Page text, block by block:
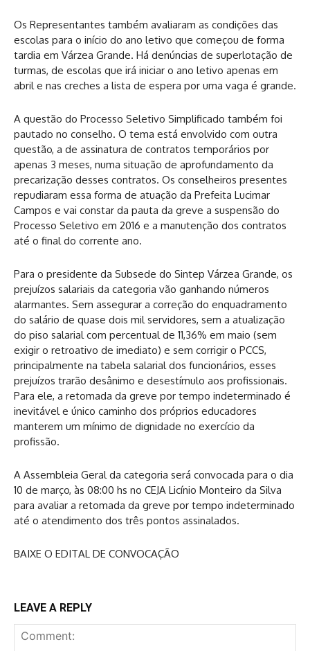
Os Representantes também avaliaram as condições das
escolas para o início do ano letivo que começou de forma
tardia em Várzea Grande. Há denúncias de superlotação de
turmas, de escolas que irá iniciar o ano letivo apenas em
abril e nas creches a lista de espera por uma vaga é grande.
A questão do Processo Seletivo Simplificado também foi
pautado no conselho. O tema está envolvido com outra
questão, a de assinatura de contratos temporários por
apenas 3 meses, numa situação de aprofundamento da
precarização desses contratos. Os conselheiros presentes
repudiaram essa forma de atuação da Prefeita Lucimar
Campos e vai constar da pauta da greve a suspensão do
Processo Seletivo em 2016 e a manutenção dos contratos
até o final do corrente ano.
Para o presidente da Subsede do Sintep Várzea Grande, os
prejuízos salariais da categoria vão ganhando números
alarmantes. Sem assegurar a correção do enquadramento
do salário de quase dois mil servidores, sem a atualização
do piso salarial com percentual de 11,36% em maio (sem
exigir o retroativo de imediato) e sem corrigir o PCCS,
principalmente na tabela salarial dos funcionários, esses
prejuízos trarão desânimo e desestímulo aos profissionais.
Para ele, a retomada da greve por tempo indeterminado é
inevitável e único caminho dos próprios educadores
manterem um mínimo de dignidade no exercício da
profissão.
A Assembleia Geral da categoria será convocada para o dia
10 de março, às 08:00 hs no CEJA Licínio Monteiro da Silva
para avaliar a retomada da greve por tempo indeterminado
até o atendimento dos três pontos assinalados.
BAIXE O EDITAL DE CONVOCAÇÃO
LEAVE A REPLY